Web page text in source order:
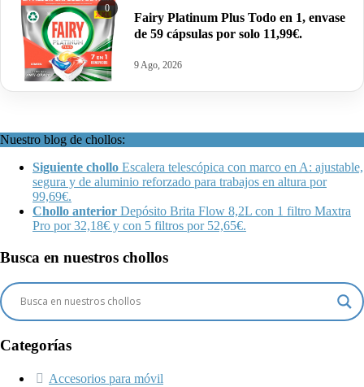
0
Fairy Platinum Plus Todo en 1, envase
de 59 cápsulas por solo 11,99€.
9 Ago, 2026
Nuestro blog de chollos:
Siguiente chollo Escalera telescópica con marco en A: ajustable,
segura y de aluminio reforzado para trabajos en altura por
99,69€.
Chollo anterior Depósito Brita Flow 8,2L con 1 filtro Maxtra
Pro por 32,18€ y con 5 filtros por 52,65€.
Busca en nuestros chollos
Categorías
Accesorios para móvil